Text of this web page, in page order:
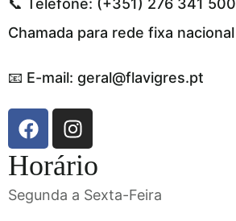
📞 Telefone: (+351) 276 341 500
Chamada para rede fixa nacional
📧 E-mail: geral@flavigres.pt
Horário
Segunda a Sexta-Feira